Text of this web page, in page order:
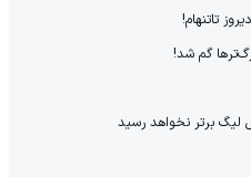
تاتنهام!
گم شد!
لیگ برتر نخواهد رسید